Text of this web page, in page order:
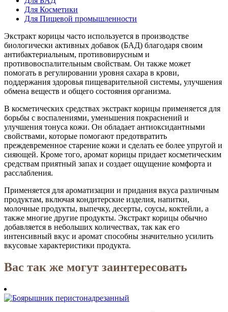
Для Косметики
Для Пищевой промышленности
Экстракт корицы часто используется в производстве
биологически активных добавок (БАД) благодаря своим
антибактериальным, противовирусным и
противовоспалительным свойствам. Он также может
помогать в регулировании уровня сахара в крови,
поддержания здоровья пищеварительной системы, улучшения
обмена веществ и общего состояния организма.
В косметических средствах экстракт корицы применяется для
борьбы с воспалениями, уменьшения покраснений и
улучшения тонуса кожи. Он обладает антиоксидантными
свойствами, которые помогают предотвратить
преждевременное старение кожи и сделать ее более упругой и
сияющей. Кроме того, аромат корицы придает косметическим
средствам приятный запах и создает ощущение комфорта и
расслабления.
Применяется для ароматизации и придания вкуса различным
продуктам, включая кондитерские изделия, напитки,
молочные продукты, выпечку, десерты, соусы, коктейли, а
также многие другие продукты. Экстракт корицы обычно
добавляется в небольших количествах, так как его
интенсивный вкус и аромат способны значительно усилить
вкусовые характеристики продукта.
Вас так же могут заинтересовать